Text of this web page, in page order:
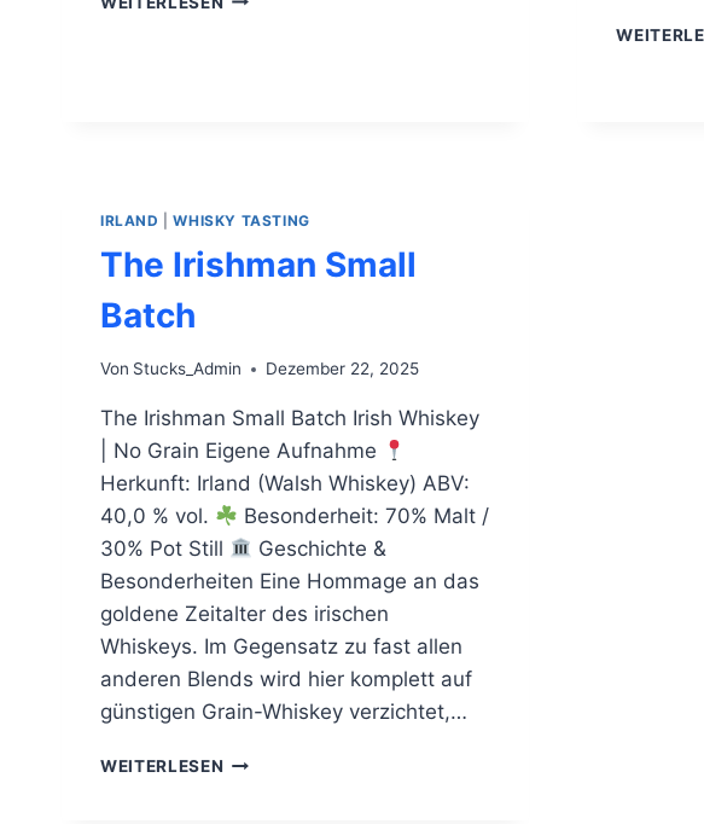
IRLAND |WHISKY TASTING
The Irishman Small
Batch
Von Stucks_Admin Dezember 22, 2025
The Irishman Small Batch Irish Whiskey
| No Grain Eigene Aufnahme
Herkunft: Irland (Walsh Whiskey) ABV:
40,0 % vol.
Besonderheit: 70% Malt /
30% Pot Still
Geschichte &
Besonderheiten Eine Hommage an das
goldene Zeitalter des irischen
Whiskeys. Im Gegensatz zu fast allen
anderen Blends wird hier komplett auf
günstigen Grain-Whiskey verzichtet,…
WEITERLESEN THE